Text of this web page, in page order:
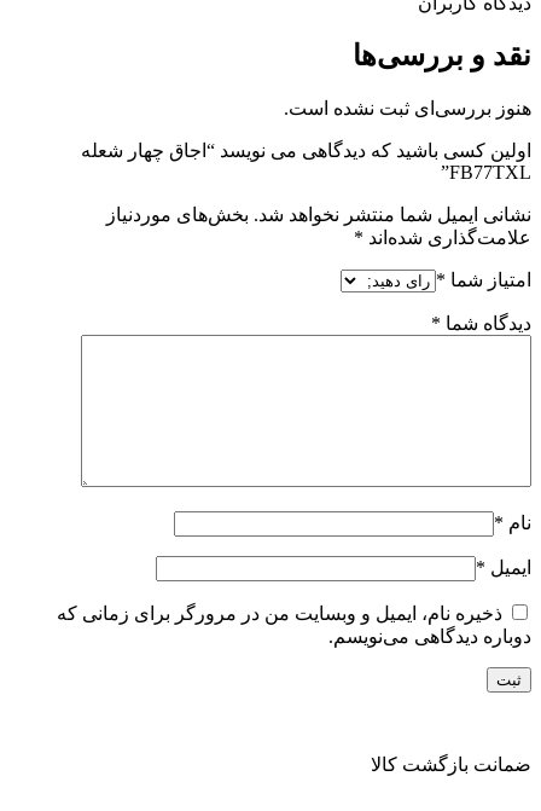
نقد و بررسی‌ها
هنوز بررسی‌ای ثبت نشده است.
اولین کسی باشید که دیدگاهی می نویسد “اجاق چهار شعله
FB77TXL”
نشانی ایمیل شما منتشر نخواهد شد. بخش‌های موردنیاز
علامت‌گذاری شده‌اند *
امتیاز شما *
دیدگاه شما *
نام *
ایمیل *
ذخیره نام، ایمیل و وبسایت من در مرورگر برای زمانی که
دوباره دیدگاهی می‌نویسم.
ضمانت بازگشت کالا